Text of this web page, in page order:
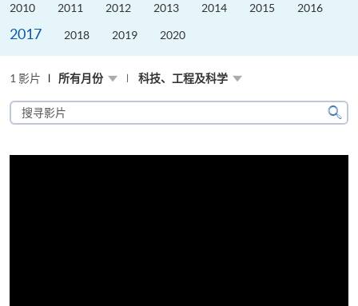
2010 2011 2012 2013 2014 2015 2016
2017 2018 2019 2020
1 影片 所有月份 科技、工程及科学
搜
寻
片
搜